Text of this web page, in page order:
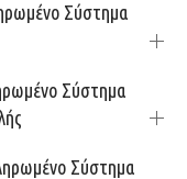
Σύστημα
Σύστημα
Σύστημα